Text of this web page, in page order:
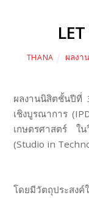
THANA ผลงา
ผลงานนิสิตชั้นปีที่
เชิงบูรณาการ
เกษตรศาสตร์ ใน
(Studio in
โดยมีวัตถุประสง